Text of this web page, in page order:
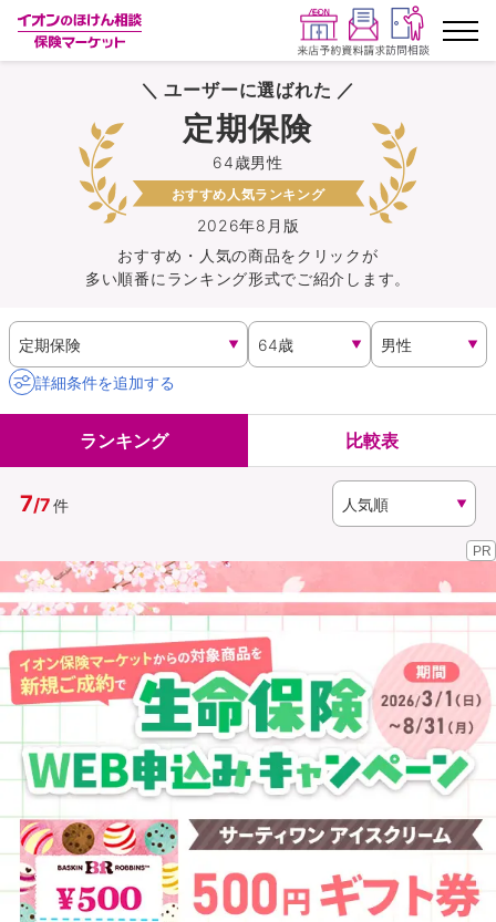
ランキングから探す
保険を比較する
保険会社から探す
イオンカード会員さま専用保険
キャンペーン一覧
イオングループ従業員さま向け
資料請求
（無料）
訪問相談
イオンカード会員さま専用保険
＼ ユーザーに選ばれた ／
2026年8月版
64歳男性
定期保険
おすすめ人気ランキング
おすすめ・人気の商品をクリックが
多い順番にランキング形式でご紹介します。
詳細条件を追加する
ランキング 比較表
7/7件
PR